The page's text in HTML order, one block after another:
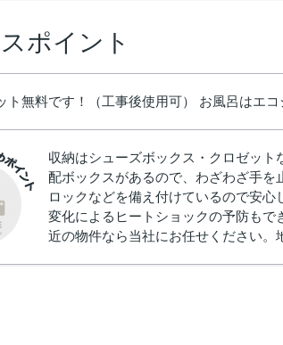
ポイント
ト無料です！（工事後使用可） お風呂はエコ
収納はシューズボックス・クロゼッ
配ボックスがあるので、わざわざ手を
ロックなどを備え付けているので安
変化によるヒートショックの予防も
近の物件なら当社にお任せください。